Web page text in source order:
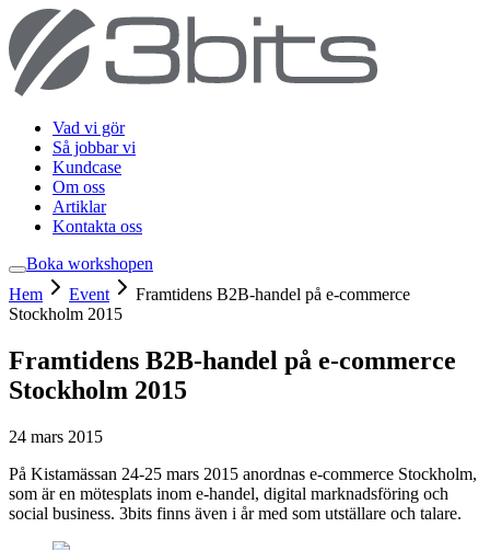
Vad vi gör
Så jobbar vi
Kundcase
Om oss
Artiklar
Kontakta oss
Boka workshopen
Hem
Event
Framtidens B2B-handel på e-commerce
Stockholm 2015
Framtidens B2B-handel på e-commerce
Stockholm 2015
24 mars 2015
På Kistamässan 24-25 mars 2015 anordnas e-commerce Stockholm,
som är en mötesplats inom e-handel, digital marknadsföring och
social business. 3bits finns även i år med som utställare och talare.